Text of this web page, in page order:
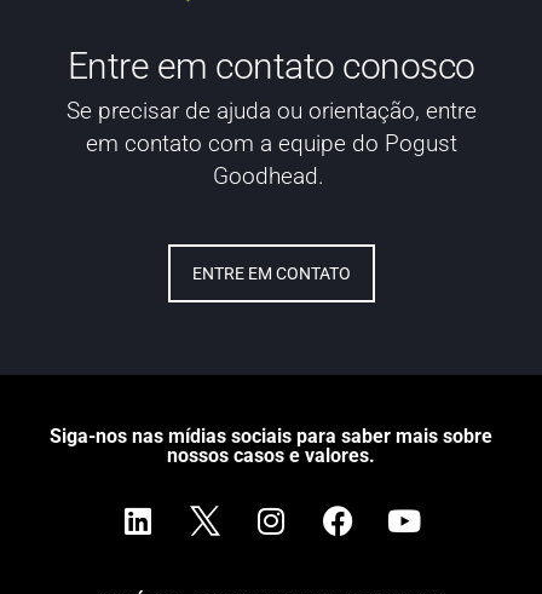
Entre em contato conosco
Se precisar de ajuda ou orientação, entre
em contato com a equipe do Pogust
Goodhead.
ENTRE EM CONTATO
Siga-nos nas mídias sociais para saber mais sobre
nossos casos e valores.